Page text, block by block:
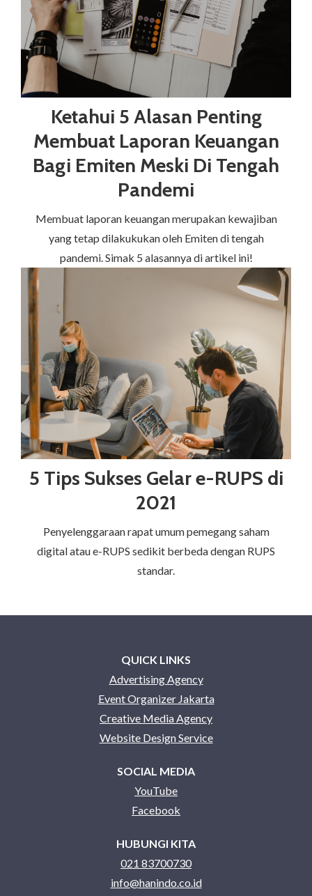
Ketahui 5 Alasan Penting
Membuat Laporan Keuangan
Bagi Emiten Meski Di Tengah
Pandemi
Membuat laporan keuangan merupakan kewajiban
yang tetap dilakukukan oleh Emiten di tengah
pandemi. Simak 5 alasannya di artikel ini!
5 Tips Sukses Gelar e-RUPS di
2021
Penyelenggaraan rapat umum pemegang saham
digital atau e-RUPS sedikit berbeda dengan RUPS
standar.
QUICK LINKS
Advertising Agency
Event Organizer Jakarta
Creative Media Agency
Website Design Service
SOCIAL MEDIA
YouTube
Facebook
HUBUNGI KITA
021 83700730
info@hanindo.co.id